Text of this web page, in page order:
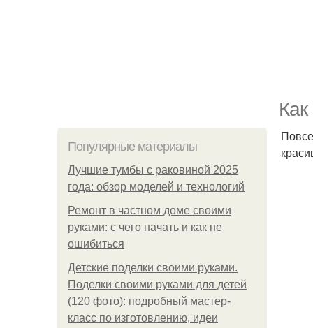
Популярные материалы
Лучшие тумбы с раковиной 2025
года: обзор моделей и технологий
Ремонт в частном доме своими
руками: с чего начать и как не
ошибиться
Детские поделки своими руками.
Поделки своими руками для детей
(120 фото): подробный мастер-
класс по изготовлению, идеи